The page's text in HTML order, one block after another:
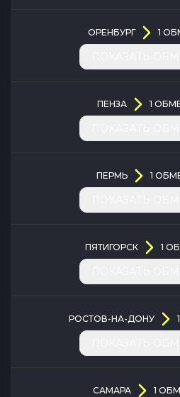
ОРЕНБУРГ 1
ПЕНЗА 1
ПЕРМЬ 1
ПЯТИГОРСК 1
РОСТОВ-НА-ДОНУ 1
САМАРА 1